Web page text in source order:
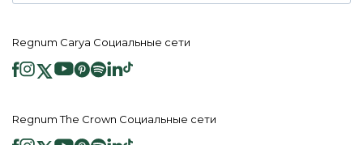
Regnum Carya Социальные сети
Regnum The Crown Социальные сети